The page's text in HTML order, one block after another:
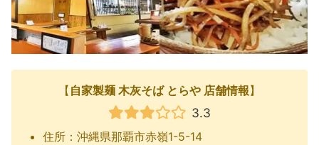
【 自家製麺 木灰そば とらや 店舗情報】
3.3
住所：沖縄県那覇市赤嶺1-5-14